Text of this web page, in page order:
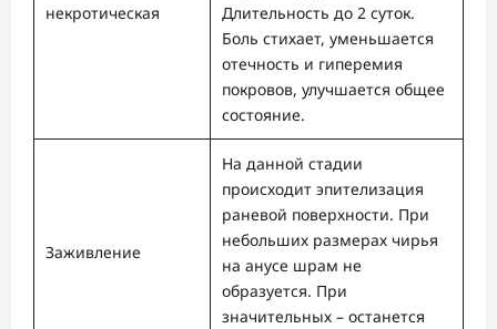
некротическая
Длительность до 2 суток.
Боль стихает, уменьшается
отечность и гиперемия
покровов, улучшается общее
состояние.
Заживление
На данной стадии
происходит эпителизация
раневой поверхности. При
небольших размерах чирья
на анусе шрам не
образуется. При
значительных – останется